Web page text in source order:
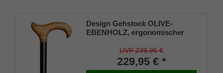
Design Gehstock OLIVE-
EBENHOLZ, ergonomischer
Stock aus feinem Ebenholz,
handpoliert und geölt, inkl.
Gummipuffer
UVP 239,95 €
229,95 € *